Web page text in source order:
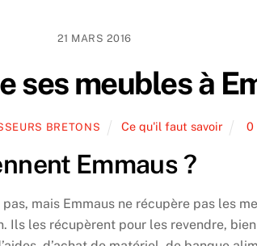
21 MARS 2016
ses meubles à
BRETONS Ce qu'il faut savoir 0
Emmaus ?
mais Emmaus ne récupère pas les
Ils les récupèrent pour les revendre,